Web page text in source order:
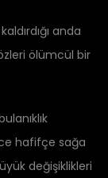
anda
ölümcül bir
hafifçe sağa
değişiklikleri